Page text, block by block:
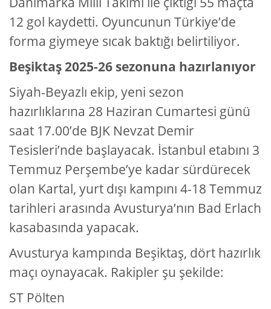
12 gol kaydetti. Oyuncunun Türkiye’de
forma giymeye sıcak baktığı belirtiliyor.
Beşiktaş 2025-26 sezonuna hazırlanıyor
Siyah-Beyazlı ekip, yeni sezon
hazırlıklarına 28 Haziran Cumartesi günü
saat 17.00’de BJK Nevzat Demir
Tesisleri’nde başlayacak. İstanbul etabını 3
Temmuz Perşembe’ye kadar sürdürecek
olan Kartal, yurt dışı kampını 4-18 Temmuz
tarihleri arasında Avusturya’nın Bad Erlach
kasabasında yapacak.
Avusturya kampında Beşiktaş, dört hazırlık
maçı oynayacak. Rakipler şu şekilde:
ST Pölten